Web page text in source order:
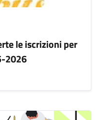
le iscrizioni per
2026